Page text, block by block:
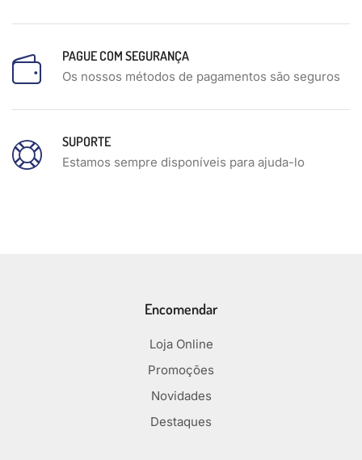
PAGUE COM SEGURANÇA
Os nossos métodos de pagamentos são seguros
SUPORTE
Estamos sempre disponíveis para ajuda-lo
Encomendar
Loja Online
Promoções
Novidades
Destaques